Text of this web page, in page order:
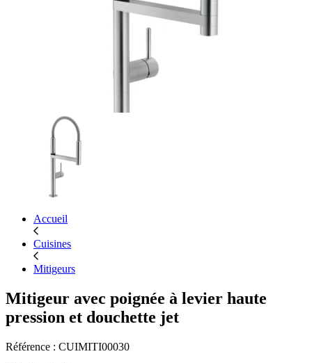
Accueil
Cuisines
Mitigeurs
Mitigeur avec poignée à levier haute
pression et douchette jet
Référence : CUIMITI00030